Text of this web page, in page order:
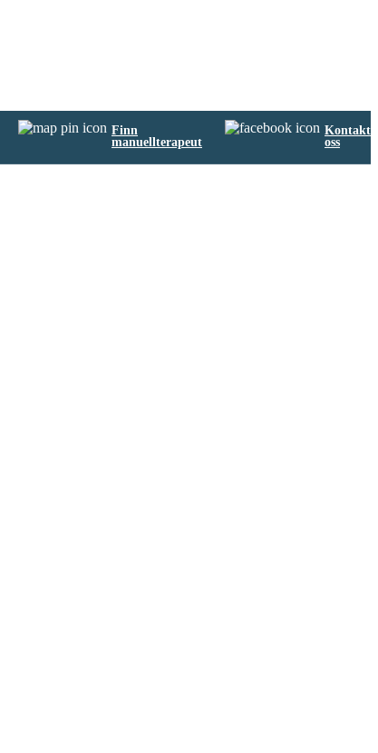
Finn
manuellterapeut
Kontakt
oss